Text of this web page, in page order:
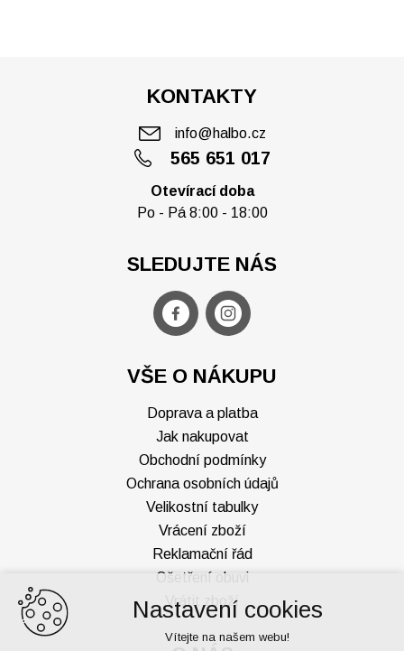
KONTAKTY
565 651 017
info@halbo.cz
Otevírací doba
Po - Pá 8:00 - 18:00
VŠE O NÁKUPU
Doprava a platba
Jak nakupovat
Obchodní podmínky
Ochrana osobních údajů
Velikostní tabulky
Vrácení zboží
Reklamační řád
Ošetření obuvi
Vrátit zboží
SLEDUJTE NÁS
Nastavení cookies
Vítejte na našem webu!